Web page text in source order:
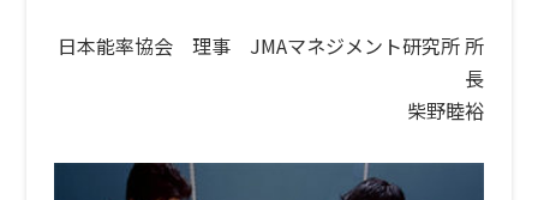
日本能率協会 理事 JMAマネジメント研究所 所
長
柴野睦裕